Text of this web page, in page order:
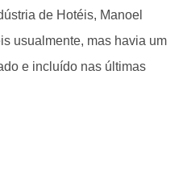
de Hotéis, Manoel
usualmente, mas havia um
e incluído nas últimas